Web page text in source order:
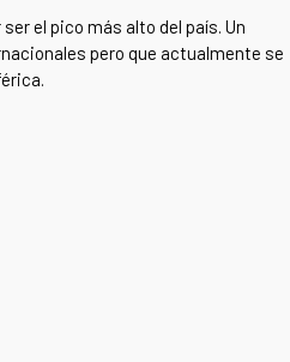
el pico más alto del país. Un
pero que actualmente se